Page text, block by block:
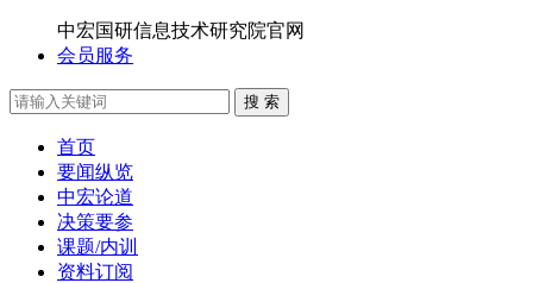
中宏国研信息技术研究院官网
会员服务
搜 索
首页
要闻纵览
中宏论道
决策要参
课题/内训
资料订阅